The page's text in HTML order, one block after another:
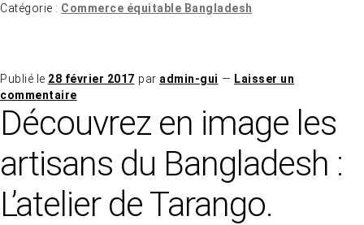
Catégorie : Commerce équitable Bangladesh
Publié le 28 février 2017 par admin-gui — Laisser un
commentaire
Découvrez en image les
artisans du Bangladesh :
L’atelier de Tarango.